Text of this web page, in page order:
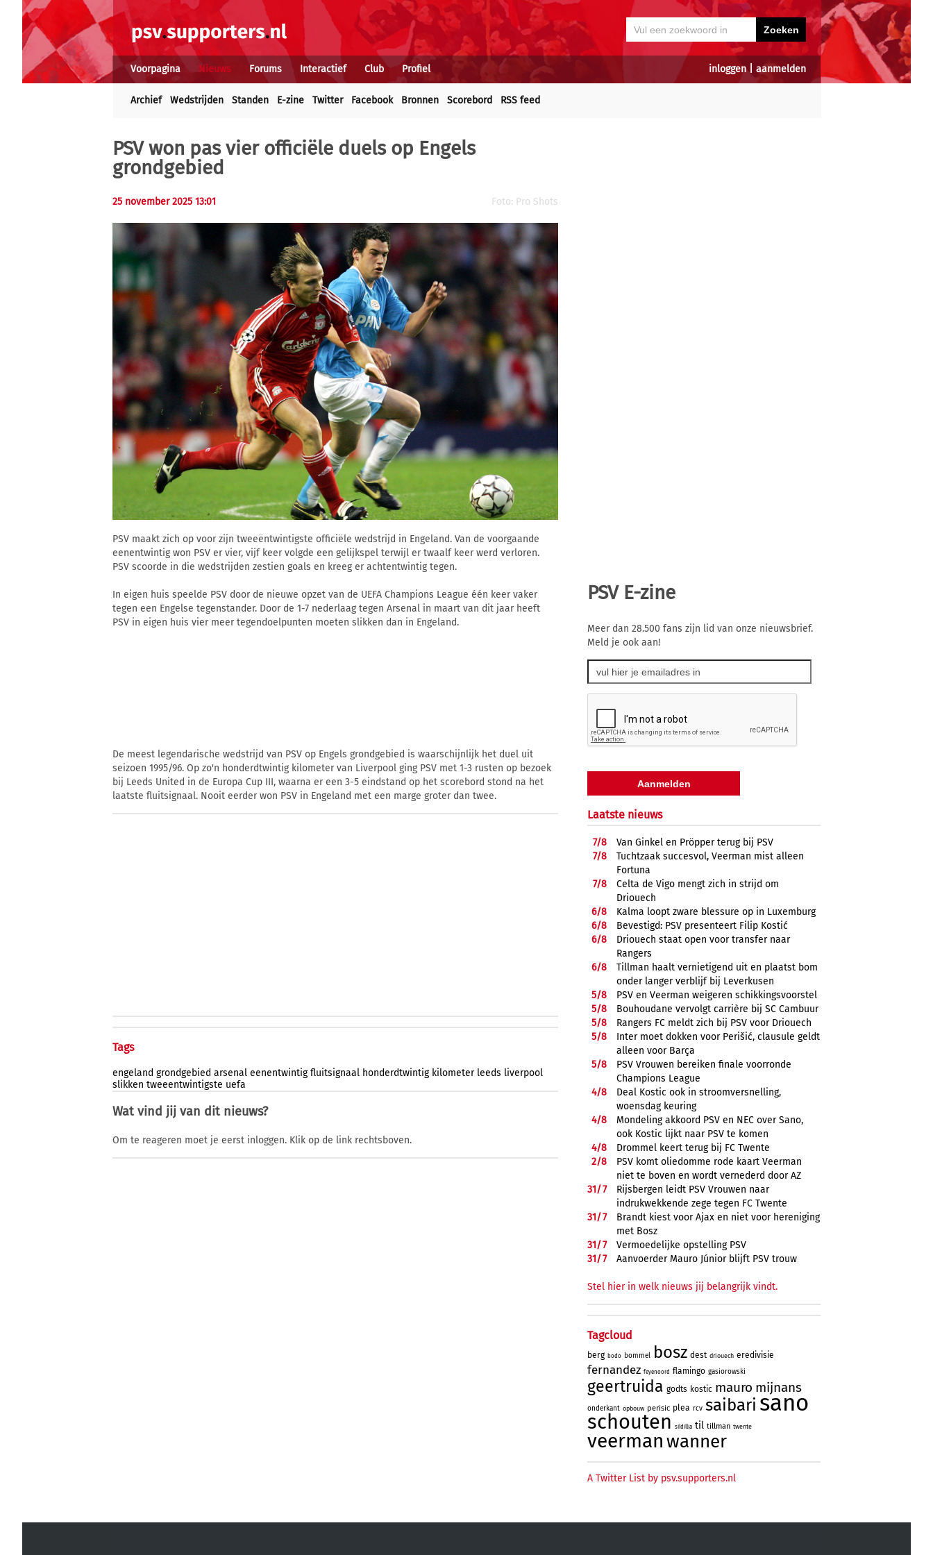
inloggen| aanmelden
Voorpagina Nieuws Forums Interactief Club Profiel
Archief Wedstrijden Standen E-zine Twitter Facebook Bronnen Scorebord RSS feed
PSV won pas vier officiële duels op Engels
grondgebied
25 november 2025 13:01 Foto: Pro Shots
PSV maakt zich op voor zijn tweeëntwintigste officiële wedstrijd in Engeland. Van de voorgaande
eenentwintig won PSV er vier, vijf keer volgde een gelijkspel terwijl er twaalf keer werd verloren.
PSV scoorde in die wedstrijden zestien goals en kreeg er achtentwintig tegen.
In eigen huis speelde PSV door de nieuwe opzet van de UEFA Champions League één keer vaker
tegen een Engelse tegenstander. Door de 1-7 nederlaag tegen Arsenal in maart van dit jaar heeft
PSV in eigen huis vier meer tegendoelpunten moeten slikken dan in Engeland.
De meest legendarische wedstrijd van PSV op Engels grondgebied is waarschijnlijk het duel uit
seizoen 1995/96. Op zo'n honderdtwintig kilometer van Liverpool ging PSV met 1-3 rusten op bezoek
bij Leeds United in de Europa Cup III, waarna er een 3-5 eindstand op het scorebord stond na het
laatste fluitsignaal. Nooit eerder won PSV in Engeland met een marge groter dan twee.
Tags
engeland grondgebied arsenal eenentwintig fluitsignaal honderdtwintig kilometer leeds liverpool
slikken tweeentwintigste uefa
Wat vind jij van dit nieuws?
Om te reageren moet je eerst inloggen. Klik op de link rechtsboven.
PSV E-zine
Meer dan 28.500 fans zijn lid van onze nieuwsbrief.
Meld je ook aan!
Laatste nieuws
7/8
Van Ginkel en Pröpper terug bij PSV
7/8
Tuchtzaak succesvol, Veerman mist alleen
Fortuna
7/8
Celta de Vigo mengt zich in strijd om
Driouech
6/8
Kalma loopt zware blessure op in Luxemburg
6/8
Bevestigd: PSV presenteert Filip Kostić
6/8
Driouech staat open voor transfer naar
Rangers
6/8
Tillman haalt vernietigend uit en plaatst bom
onder langer verblijf bij Leverkusen
5/8
PSV en Veerman weigeren schikkingsvoorstel
5/8
Bouhoudane vervolgt carrière bij SC Cambuur
5/8
Rangers FC meldt zich bij PSV voor Driouech
5/8
Inter moet dokken voor Perišić, clausule geldt
alleen voor Barça
5/8
PSV Vrouwen bereiken finale voorronde
Champions League
4/8
Deal Kostic ook in stroomversnelling,
woensdag keuring
4/8
Mondeling akkoord PSV en NEC over Sano,
ook Kostic lijkt naar PSV te komen
4/8
Drommel keert terug bij FC Twente
2/8
PSV komt oliedomme rode kaart Veerman
niet te boven en wordt vernederd door AZ
31/7
Rijsbergen leidt PSV Vrouwen naar
indrukwekkende zege tegen FC Twente
31/7
Brandt kiest voor Ajax en niet voor hereniging
met Bosz
31/7
Vermoedelijke opstelling PSV
31/7 Aanvoerder Mauro Júnior blijft PSV trouw
Stel hier in welk nieuws jij belangrijk vindt.
Tagcloud
berg bodo bommel bosz dest driouech eredivisie
fernandez feyenoord flamingo gasiorowski
geertruida godts kostic mauro mijnans
onderkant opbouw perisic plea rcv saibari sano
schouten sildillia til tillman twente
veermanwanner
A Twitter List by psv.supporters.nl